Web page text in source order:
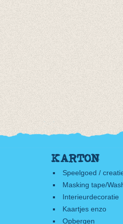
KARTON
Speelgoed /
Masking tape/
Interieurdecoratie
Kaartjes enzo
Opbergen